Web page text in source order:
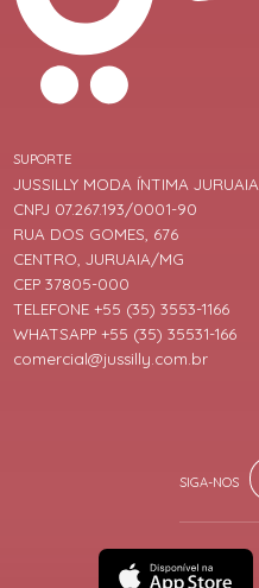
SUPORTE
JUSSILLY MODA ÍNTIMA JURUAIA
CNPJ 07.267.193/0001-90
RUA DOS GOMES, 676
CENTRO, JURUAIA/MG
CEP 37805-000
TELEFONE +55 (35) 3553-1166
WHATSAPP +55 (35) 35531-166
comercial@jussilly.com.br